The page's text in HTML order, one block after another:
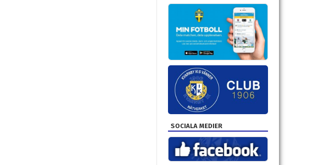
SOCIALA MEDIER